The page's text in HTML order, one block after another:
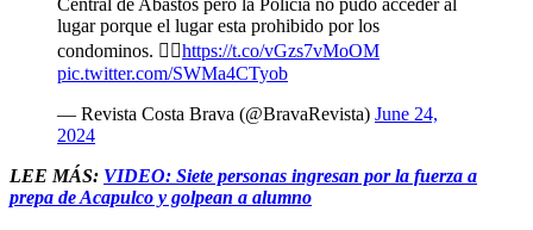
Central de Abastos pero la Policía no pudo acceder al
lugar porque el lugar esta prohibido por los
condominos. 👇🏽https://t.co/vGzs7vMoOM
pic.twitter.com/SWMa4CTyob
— Revista Costa Brava (@BravaRevista) June 24,
2024
LEE MÁS: VIDEO: Siete personas ingresan por la fuerza a
prepa de Acapulco y golpean a alumno